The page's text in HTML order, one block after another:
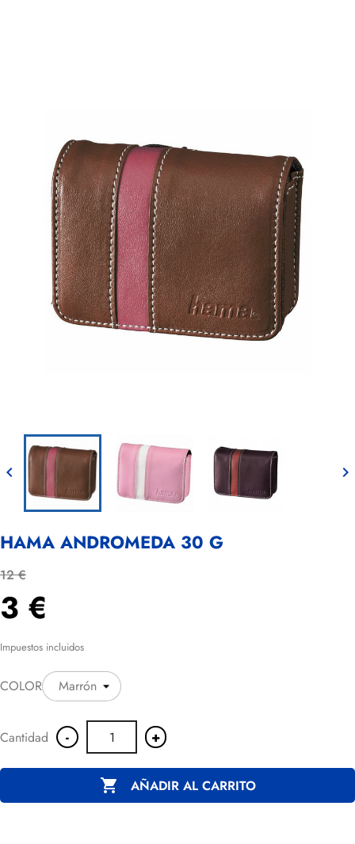
 
HAMA ANDROMEDA 30 G
12 €
3 €
Impuestos incluidos
COLOR
Cantidad - +
 AÑADIR AL CARRITO